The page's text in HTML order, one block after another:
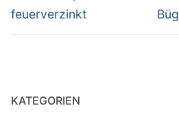
feuerverzinkt
KATEGORIEN